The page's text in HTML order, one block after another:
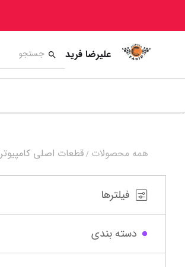
علیرضا فرید
همه محصولات / قطعات اصلی کامپیوتر
فیلترها
دسته بندی